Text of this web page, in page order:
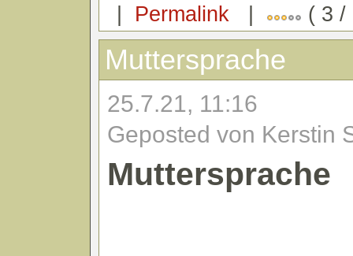
| Permalink | ( 3 /
Muttersprache
25.7.21, 11:16
Geposted von Kerstin
Muttersprache